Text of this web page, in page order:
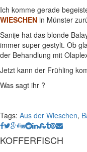
Ich komme gerade
WIESCHEN in Münster
Sanije hat das blonde
immer super gestylt. Ob
der Behandlung mit
Jetzt kann der Frühling
Was sagt ihr ?
Tags: Aus der Wieschen,
KOFFERFISCH